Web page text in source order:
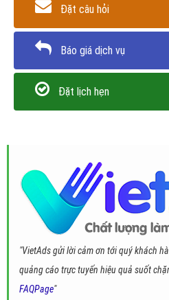
Đặt câu hỏi
Báo giá dịch vụ
Đặt lịch hẹn
"VietAds gửi lời cảm ơn tới quý khách
quảng cáo trực tuyến hiệu quả suốt
FAQPage"